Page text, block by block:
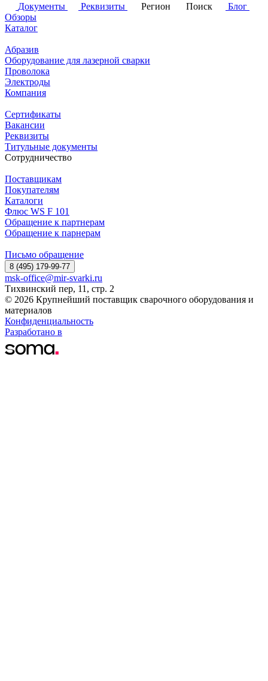
Документы
Реквизиты Регион Поиск
Блог
Обзоры
Каталог
Абразив
Оборудование для лазерной сварки
Проволока
Электроды
Компания
Сертификаты
Вакансии
Реквизиты
Титульные документы
Сотрудничество
Поставщикам
Покупателям
Каталоги
Флюс WS F 101
Обращение к партнерам
Обращение к парнерам
Письмо обращение
8 (495) 179-99-77
msk-office@mir-svarki.ru
Тихвинский пер, 11, стр. 2
© 2026 Крупнейший поставщик сварочного оборудования и
материалов
Конфиденциальность
Разработано в